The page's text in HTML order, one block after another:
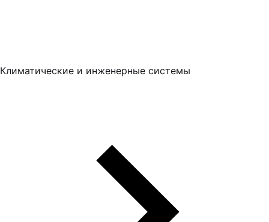
Климатические и инженерные системы